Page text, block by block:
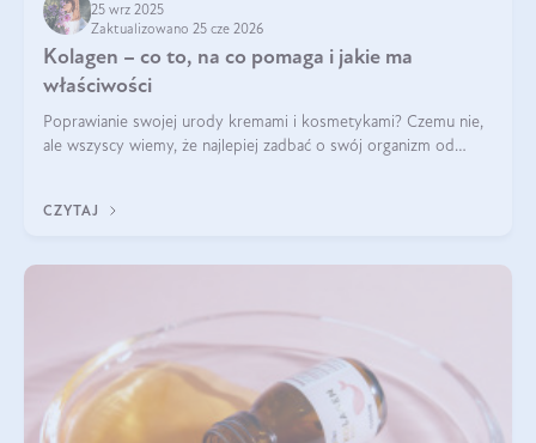
25 wrz 2025
Zaktualizowano 25 cze 2026
Kolagen – co to, na co pomaga i jakie ma
właściwości
Poprawianie swojej urody kremami i kosmetykami? Czemu nie,
ale wszyscy wiemy, że najlepiej zadbać o swój organizm od
wysokiej jakości suplem
CZYTAJ